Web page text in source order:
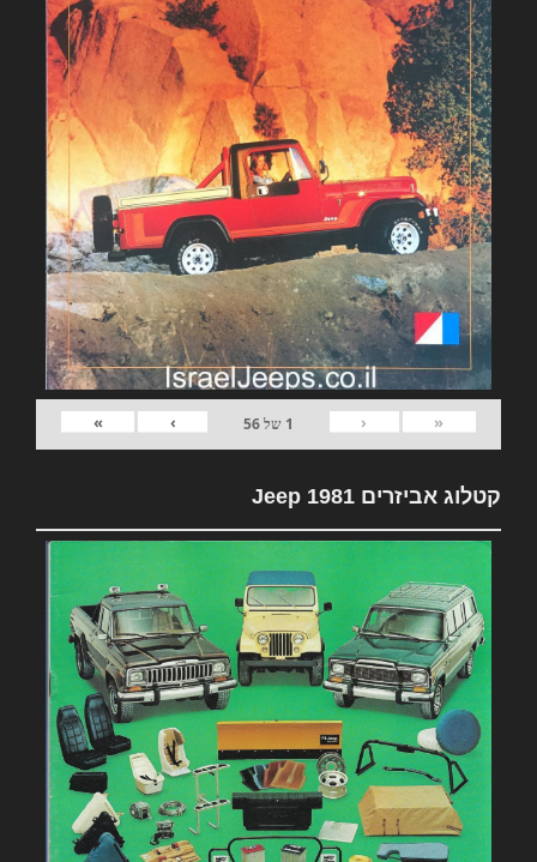
«
‹
1 של56
›
»
קטלוג אביזרים 1981 Jeep